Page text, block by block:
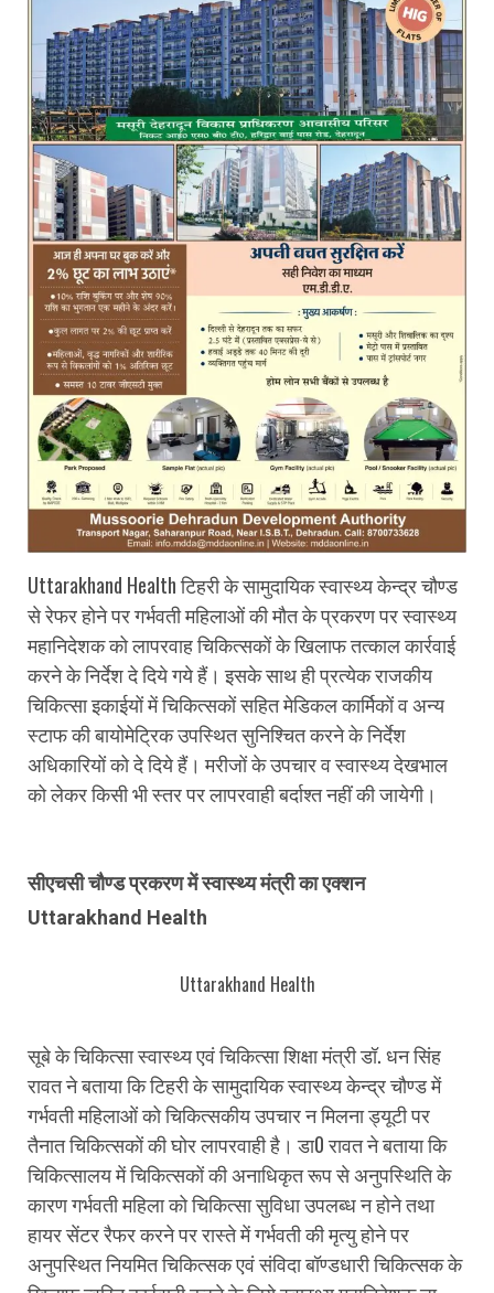
Uttarakhand Health टिहरी के सामुदायिक स्वास्थ्य केन्द्र चौण्ड
से रेफर होने पर गर्भवती महिलाओं की मौत के प्रकरण पर स्वास्थ्य
महानिदेशक को लापरवाह चिकित्सकों के खिलाफ तत्काल कार्रवाई
करने के निर्देश दे दिये गये हैं। इसके साथ ही प्रत्येक राजकीय
चिकित्सा इकाईयों में चिकित्सकों सहित मेडिकल कार्मिकों व अन्य
स्टाफ की बायोमेट्रिक उपस्थित सुनिश्चित करने के निर्देश
अधिकारियों को दे दिये हैं। मरीजों के उपचार व स्वास्थ्य देखभाल
को लेकर किसी भी स्तर पर लापरवाही बर्दाश्त नहीं की जायेगी।
सीएचसी चौण्ड प्रकरण में स्वास्थ्य मंत्री का एक्शन
Uttarakhand Health
Uttarakhand Health
सूबे के चिकित्सा स्वास्थ्य एवं चिकित्सा शिक्षा मंत्री डॉ. धन सिंह
रावत ने बताया कि टिहरी के सामुदायिक स्वास्थ्य केन्द्र चौण्ड में
गर्भवती महिलाओं को चिकित्सकीय उपचार न मिलना ड्यूटी पर
तैनात चिकित्सकों की घोर लापरवाही है। डा0 रावत ने बताया कि
चिकित्सालय में चिकित्सकों की अनाधिकृत रूप से अनुपस्थिति के
कारण गर्भवती महिला को चिकित्सा सुविधा उपलब्ध न होने तथा
हायर सेंटर रैफर करने पर रास्ते में गर्भवती की मृत्यु होने पर
अनुपस्थित नियमित चिकित्सक एवं संविदा बॉण्डधारी चिकित्सक के